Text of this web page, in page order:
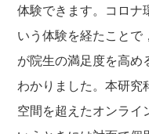
体験できます。コロナ
いう体験を経たこと
が院生の満足度を高め
わかりました。本研究
空間を超えたオンライ